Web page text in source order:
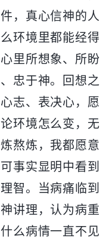
，真心信神的人
环境里都能经得
里所想象、所盼
忠于神。回想之
志、表决心，愿
环境怎么变，无
熬炼，我都愿意
事实显明中看到
智。当病痛临到
讲理，认为病重
么病情一直不见